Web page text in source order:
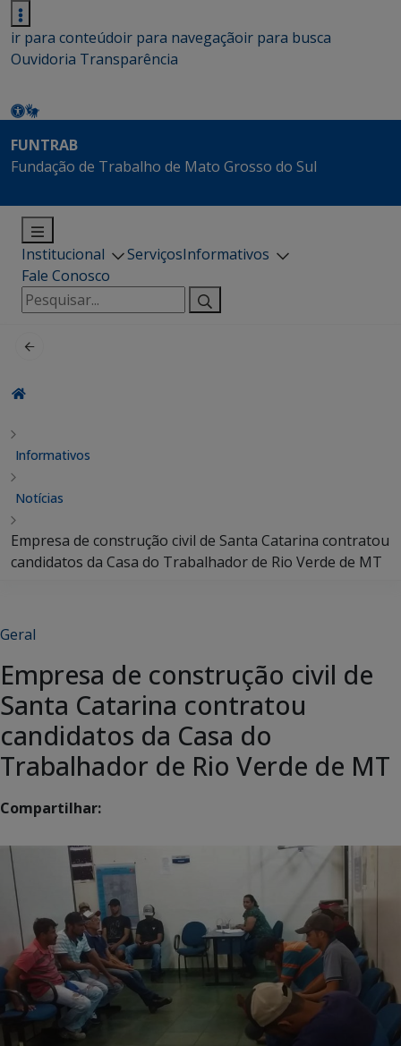
ir para conteúdoir para navegaçãoir para busca
Ouvidoria Transparência
FUNTRAB
Fundação de Trabalho de Mato Grosso do Sul
Institucional ServiçosInformativos
Fale Conosco
Pesquisar
por:
Informativos
Notícias
Empresa de construção civil de Santa Catarina contratou
candidatos da Casa do Trabalhador de Rio Verde de MT
Geral
Empresa de construção civil de
Santa Catarina contratou
candidatos da Casa do
Trabalhador de Rio Verde de MT
Compartilhar: